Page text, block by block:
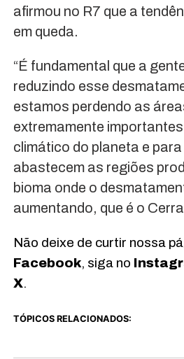
afirmou no R7 que a
em queda.
“É fundamental que a
reduzindo esse
estamos perdendo as
extremamente
climático do planeta e
abastecem as regiões
bioma onde o
aumentando, que é o
Não deixe de curtir nossa
Facebook, siga no
X.
TÓPICOS RELACIONADOS: